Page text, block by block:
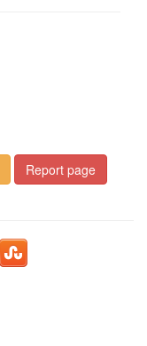
Report page